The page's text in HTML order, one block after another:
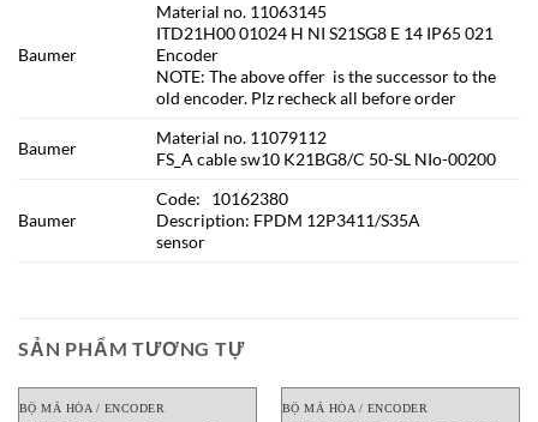
Baumer
Material no. 11063145
ITD21H00 01024 H NI S21SG8 E 14 IP65 021
Encoder
NOTE: The above offer is the successor to the
old encoder. Plz recheck all before order
Baumer
Material no. 11079112
FS_A cable sw10 K21BG8/C 50-SL NIo-00200
Baumer
Code: 10162380
Description: FPDM 12P3411/S35A
sensor
SẢN PHẨM TƯƠNG TỰ
BỘ MÃ HÓA / ENCODER BỘ MÃ HÓA / ENCODER